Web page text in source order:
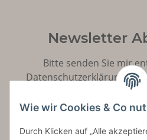
Newsletter
Bitte senden Sie mir
Datenschutzerklärung
widerruflich Informationen
per E-
Wie wir Cookies & Co
Durch Klicken auf „Alle